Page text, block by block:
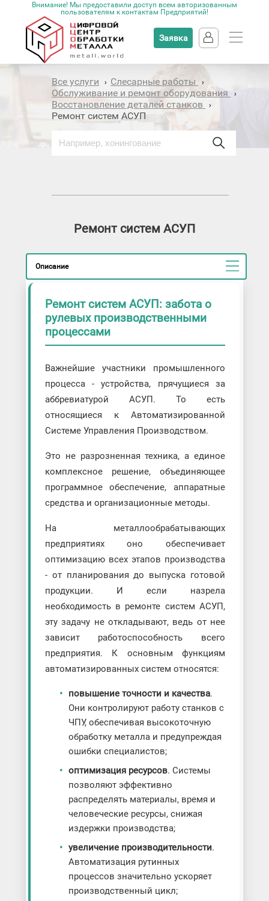
Внимание! Мы предоставили доступ всем авторизованным
пользователям к контактам Предприятий!
Заявка
Все услуги › Слесарные работы ›
Обслуживание и ремонт оборудования ›
Восстановление деталей станков ›
Ремонт систем АСУП
Ремонт систем АСУП
Описание
Ремонт систем АСУП: забота о
рулевых производственными
процессами
Важнейшие участники промышленного
процесса - устройства, прячущиеся за
аббревиатурой АСУП. То есть
относящиеся к Автоматизированной
Системе Управления Производством.
Это не разрозненная техника, а единое
комплексное решение, объединяющее
программное обеспечение, аппаратные
средства и организационные методы.
На металлообрабатывающих
предприятиях оно обеспечивает
оптимизацию всех этапов производства
- от планирования до выпуска готовой
продукции. И если назрела
необходимость в ремонте систем АСУП,
эту задачу не откладывают, ведь от нее
зависит работоспособность всего
предприятия. К основным функциям
автоматизированных систем относятся:
повышение точности и качества.
Они контролируют работу станков с
ЧПУ, обеспечивая высокоточную
обработку металла и предупреждая
ошибки специалистов;
оптимизация ресурсов. Системы
позволяют эффективно
распределять материалы, время и
человеческие ресурсы, снижая
издержки производства;
увеличение производительности.
Автоматизация рутинных
процессов значительно ускоряет
производственный цикл;